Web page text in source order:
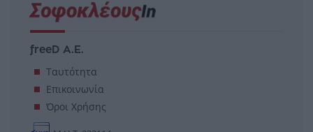
freeD Α.Ε.
Ταυτότητα
Επικοινωνία
Όροι Χρήσης